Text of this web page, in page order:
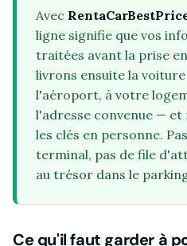
Avec
ligne signifie que vos
traitées avant la prise
livrons ensuite la
l'aéroport, à votre
l'adresse convenue —
les clés en personne.
terminal, pas de file
au trésor dans le
Ce qu'il faut garder à